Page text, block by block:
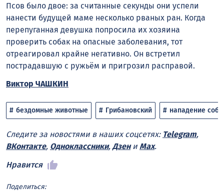
Псов было двое: за считанные секунды они успели
нанести будущей маме несколько рваных ран. Когда
перепуганная девушка попросила их хозяина
проверить собак на опасные заболевания, тот
отреагировал крайне негативно. Он встретил
пострадавшую с ружьём и пригрозил расправой.
Виктор ЧАШКИН
бездомные животные Грибановский нападение
Следите за новостями в наших соцсетях: Telegram,
ВКонтакте, Одноклассники, Дзени Max.
Нравится
Поделиться: